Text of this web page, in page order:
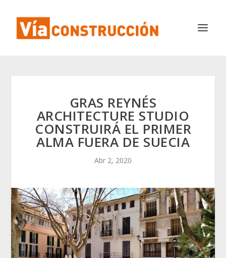
GRAS REYNÉS
ARCHITECTURE STUDIO
CONSTRUIRÁ EL PRIMER
ALMA FUERA DE SUECIA
Abr 2, 2020